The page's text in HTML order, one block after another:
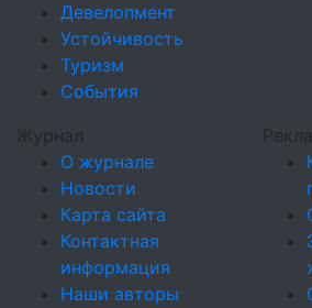
Девелопмент
Устойчивость
Туризм
События
Журнал
О журнале
Новости
Карта сайта
Контактная
информация
Наши авторы